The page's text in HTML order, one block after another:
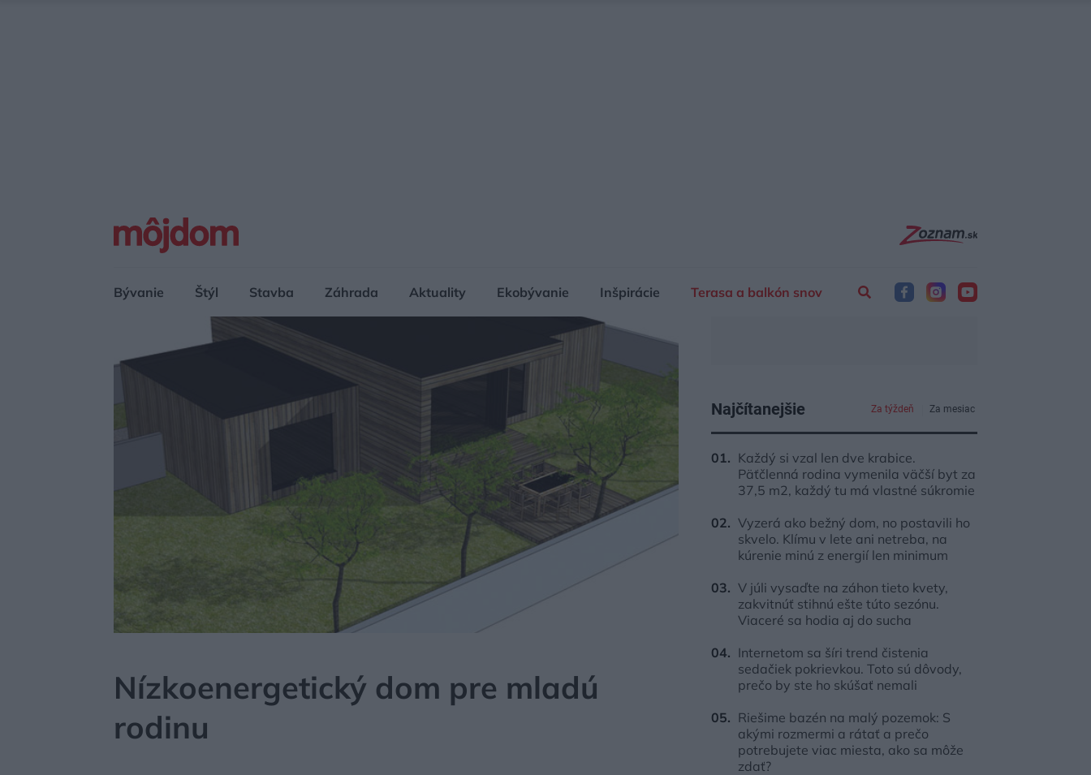
Bývanie Štýl Stavba Záhrada Aktuality Ekobývanie Inšpirácie Terasa a balkón snov
Nízkoenergetický dom pre mladú
rodinu
Najčítanejšie Za týždeň Za mesiac
Každý si vzal len dve krabice.
Päťčlenná rodina vymenila väčší byt za
37,5 m2, každý tu má vlastné súkromie
Vyzerá ako bežný dom, no postavili ho
skvelo. Klímu v lete ani netreba, na
kúrenie minú z energií len minimum
V júli vysaďte na záhon tieto kvety,
zakvitnúť stihnú ešte túto sezónu.
Viaceré sa hodia aj do sucha
Internetom sa šíri trend čistenia
sedačiek pokrievkou. Toto sú dôvody,
prečo by ste ho skúšať nemali
Riešime bazén na malý pozemok: S
akými rozmermi a rátať a prečo
potrebujete viac miesta, ako sa môže
zdať?